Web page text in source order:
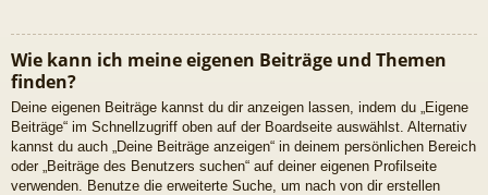
Wie kann ich meine eigenen Beiträge und Themen
finden?
Deine eigenen Beiträge kannst du dir anzeigen lassen, indem du „Eigene
Beiträge“ im Schnellzugriff oben auf der Boardseite auswählst. Alternativ
kannst du auch „Deine Beiträge anzeigen“ in deinem persönlichen Bereich
oder „Beiträge des Benutzers suchen“ auf deiner eigenen Profilseite
verwenden. Benutze die erweiterte Suche, um nach von dir erstellen